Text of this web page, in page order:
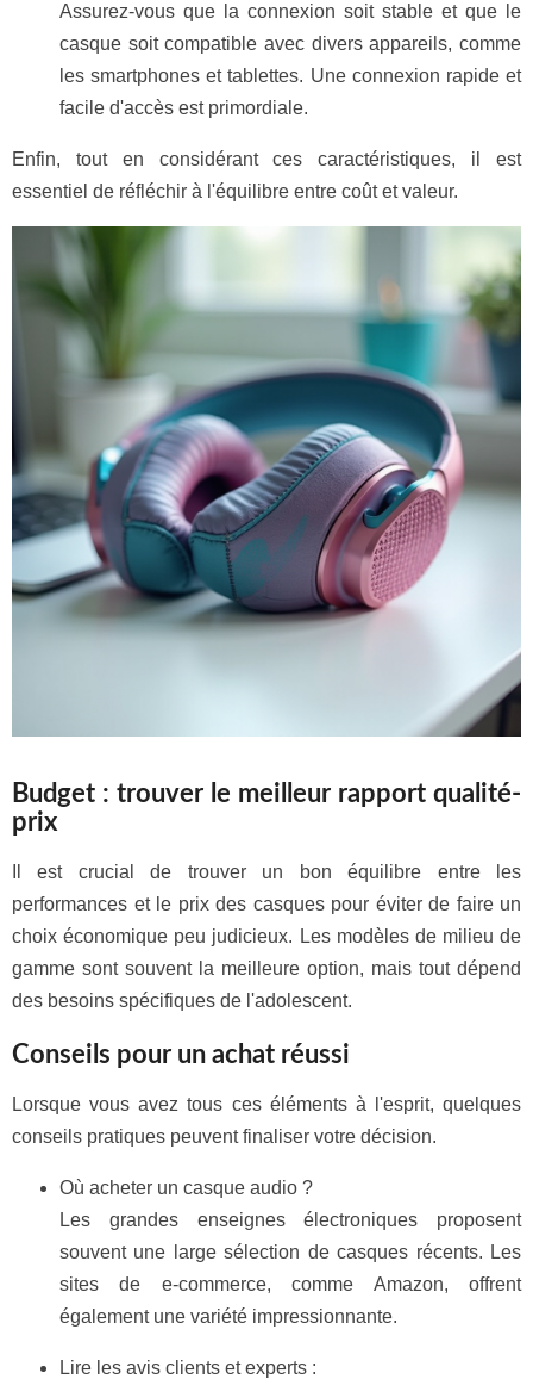
Assurez-vous que la connexion soit stable et que le
casque soit compatible avec divers appareils, comme
les smartphones et tablettes. Une connexion rapide et
facile d'accès est primordiale.
Enfin, tout en considérant ces caractéristiques, il est
essentiel de réfléchir à l'équilibre entre coût et valeur.
Budget : trouver le meilleur rapport qualité-
prix
Il est crucial de trouver un bon équilibre entre les
performances et le prix des casques pour éviter de faire un
choix économique peu judicieux. Les modèles de milieu de
gamme sont souvent la meilleure option, mais tout dépend
des besoins spécifiques de l'adolescent.
Conseils pour un achat réussi
Lorsque vous avez tous ces éléments à l'esprit, quelques
conseils pratiques peuvent finaliser votre décision.
Où acheter un casque audio ?
Les grandes enseignes électroniques proposent
souvent une large sélection de casques récents. Les
sites de e-commerce, comme Amazon, offrent
également une variété impressionnante.
Lire les avis clients et experts :